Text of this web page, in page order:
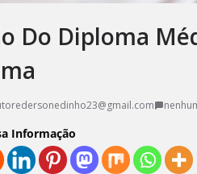
Do Diploma
Informação